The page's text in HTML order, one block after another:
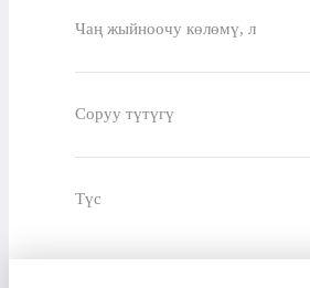
Чаң жыйноочу көлөмү, л
Соруу түтүгү
Түс